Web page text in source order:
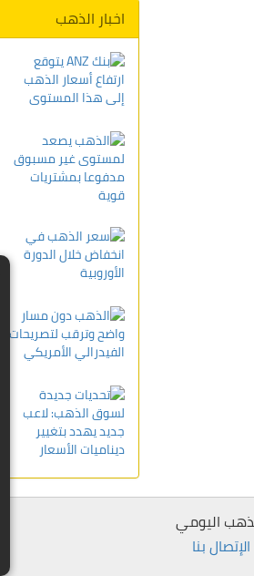
اخبار الذهب
الإتصال بنا